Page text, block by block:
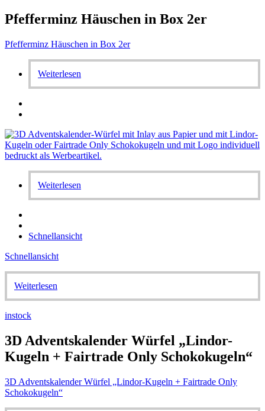
Pfefferminz Häuschen in Box 2er
Pfefferminz Häuschen in Box 2er
Weiterlesen
Weiterlesen
Schnellansicht
Schnellansicht
Weiterlesen
instock
3D Adventskalender Würfel „Lindor-
Kugeln + Fairtrade Only Schokokugeln“
3D Adventskalender Würfel „Lindor-Kugeln + Fairtrade Only
Schokokugeln“